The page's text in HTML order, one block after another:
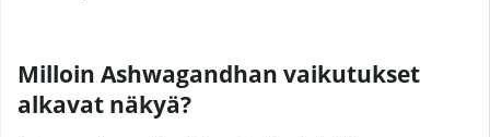
Milloin Ashwagandhan vaikutukset
alkavat näkyä?